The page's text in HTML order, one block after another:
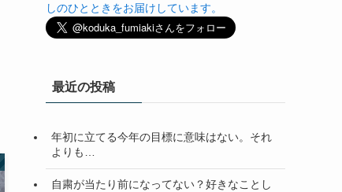
しのひとときをお届けしています。
最近の投稿
年初に立てる今年の目標に意味はない。それ
よりも…
自粛が当たり前になってない？好きなことし